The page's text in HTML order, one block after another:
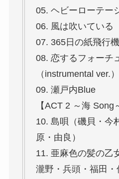
05. ヘビーローテー
06. 風は吹いている
07. 365日の紙飛行機
08. 恋するフォーチ
（instrumental ver.）
09. 瀬戸内Blue
【ACT 2 ～海 Song
10. 島唄（磯貝・今
原・由良）
11. 亜麻色の髪の乙
瀧野・兵頭・福田・